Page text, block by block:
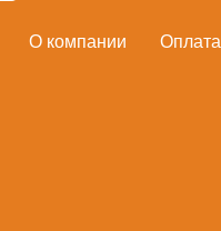
О компании Оплата